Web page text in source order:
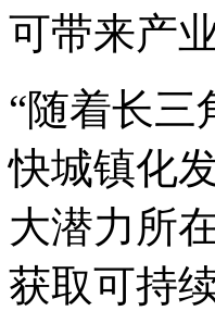
可带来产
“随着长三
快城镇化
大潜力所
获取可持